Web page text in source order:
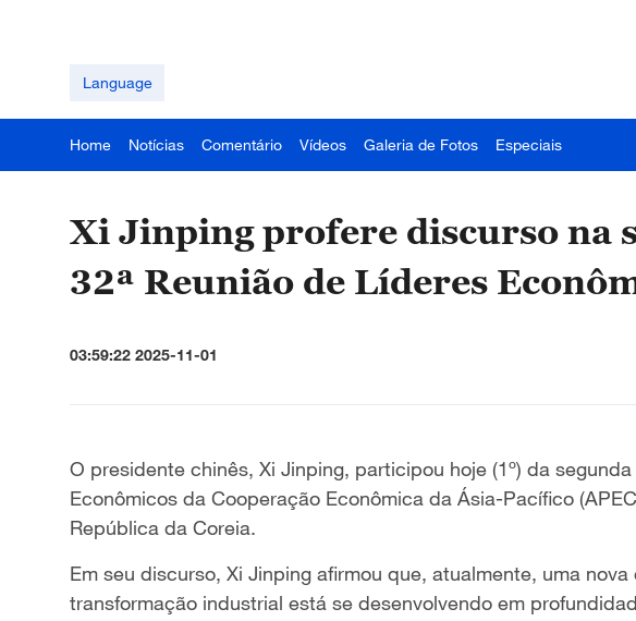
Language
Home Notícias Comentário Vídeos Galeria de Fotos Especiais
Xi Jinping profere discurso na
32ª Reunião de Líderes
03:59:22 2025-11-01
O presidente chinês, Xi Jinping, participou hoje (1º) da
Econômicos da Cooperação Econômica da Ásia-Pacífico
República da Coreia.
Em seu discurso, Xi Jinping afirmou que, atualmente, uma
transformação industrial está se desenvolvendo em